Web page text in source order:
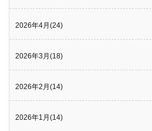
2026年4月(24)
2026年3月(18)
2026年2月(14)
2026年1月(14)